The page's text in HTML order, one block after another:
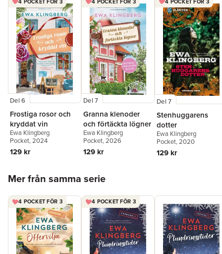
Del 6
Frostiga rosor och
kryddat vin
Ewa Klingberg
Pocket, 2024
129 kr
Del 7
Granna klenoder
och förtäckta lögner
Ewa Klingberg
Pocket, 2026
129 kr
Del 7
Stenhuggarens
dotter
Ewa Klingberg
Pocket, 2020
129 kr
Mer från samma serie
4 POCKET FÖR 3 4 POCKET FÖR 3